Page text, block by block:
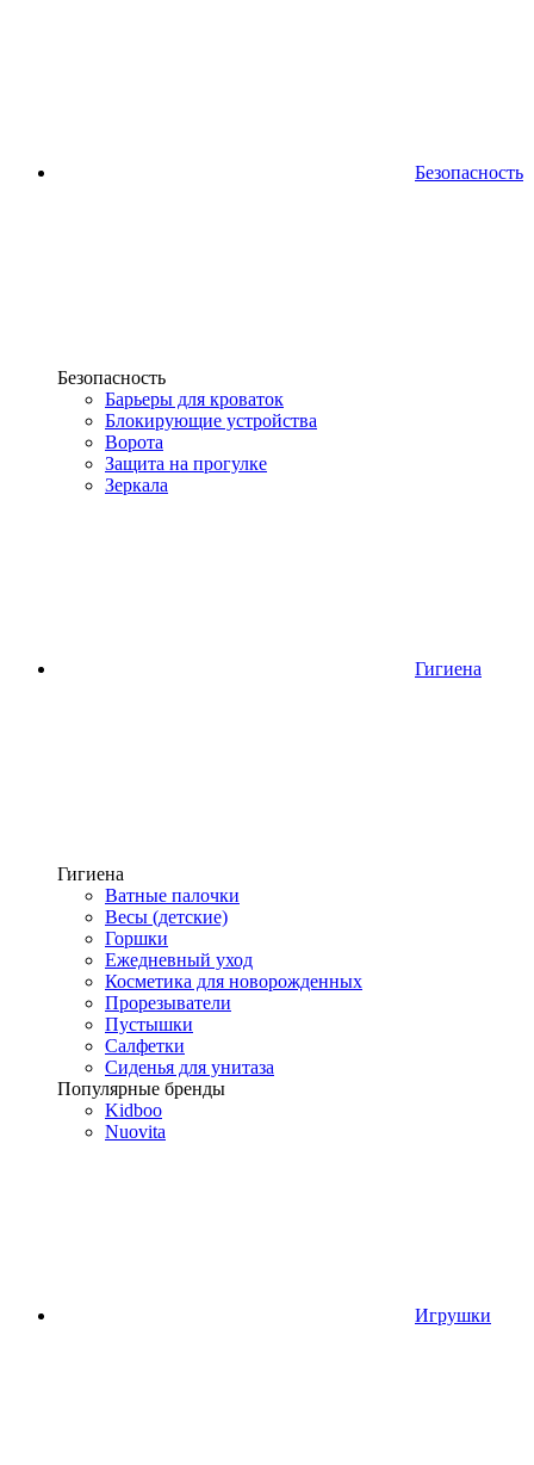
Безопасность
Безопасность
Барьеры для кроваток
Блокирующие устройства
Ворота
Защита на прогулке
Зеркала
Гигиена
Гигиена
Ватные палочки
Весы (детские)
Горшки
Ежедневный уход
Косметика для новорожденных
Прорезыватели
Пустышки
Салфетки
Сиденья для унитаза
Популярные бренды
Kidboo
Nuovita
Игрушки